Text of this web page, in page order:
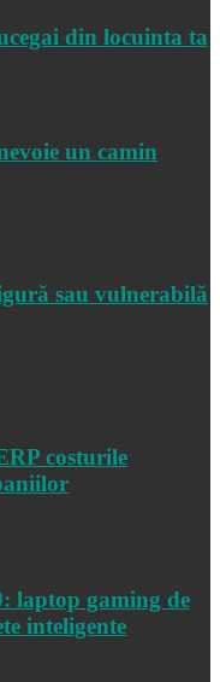
din locuinta ta
un camin
sau vulnerabilă
costurile
laptop gaming de
inteligente